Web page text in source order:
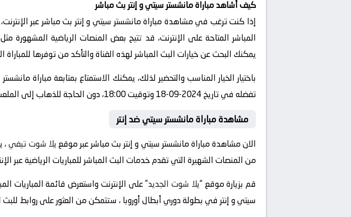
كيف أشاهد مباراة مانشستر سيتي و إنتر بث مباشر
إذا كنت ترغب في مشاهدة مباراة مانشستر سيتي و إنتر بث مباشر عبر
المباشر المتاحة على الإنترنت، قد تتيح بعض المنصات الرياضية المشهورة
يمكنك البحث عن خيارات البث المباشر لهذه القناة والتأكد من توفرها
باختيار الخيار المناسب والتحضير لذلك، يمكنك الاستمتاع بمتابعة مباراة
تفضله في تاريخ 2024-09-18 وتوقيت 18:00، دون الحاجة للذهاب إلى الملعب.
مشاهدة مباراة مانشستر سيتي ضد إنتر
الان مشاهدة مباراة مانشستر سيتي و إنتر بث مباشر عبر موقعيلا شوت تيفي
من المنصات الشهيرة التي تقدم خدمات البث المباشر للمباريات الرياضية عبر
قم بزيارة موقع “يلا شوت الجديد
سيتي و إنتر في بطولة دوري أبطال أوروبا ، ستتمكن من العثور على روابط للبث